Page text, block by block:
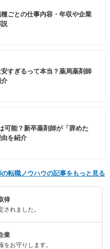
ごとの仕事内容・年収や企業
すぎるって本当？薬局薬剤師
可能？新卒薬剤師が「辞めた
を紹介
転職ノウハウの記事をもっと見る
得
れました。
業
をお守りします。